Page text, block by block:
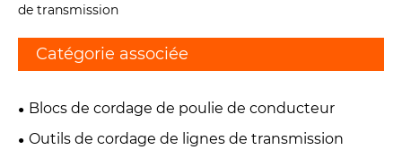
de transmission
Catégorie associée
Blocs de cordage de poulie de conducteur
Outils de cordage de lignes de transmission